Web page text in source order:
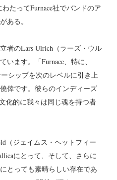
たってFurnace社でバンドのア
ある。
者のLars Ulrich（ラーズ・ウル
います。「Furnace、特に、
シップを次のレベルに引き上
倖です。彼らのインディーズ
化的に我々は同じ魂を持つ者
（ジェイムス・ヘットフィー
にとって、そして、さらに
とっても素晴らしい存在であ